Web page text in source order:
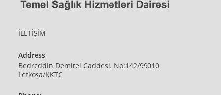
İLETİŞİM
Address
Bedreddin Demirel Caddesi. No:142/99010
Lefkoşa/KKTC